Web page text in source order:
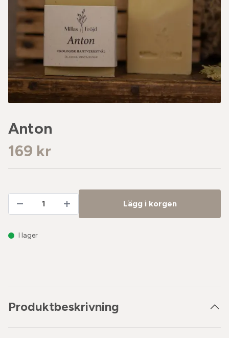
Anton
169 kr
Lägg i korgen
I lager
Produktbeskrivning